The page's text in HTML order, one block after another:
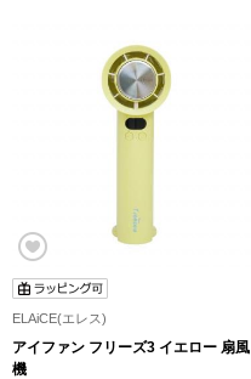
ELAiCE(エレス)
アイファン フリーズ3 イエロー 扇風
機